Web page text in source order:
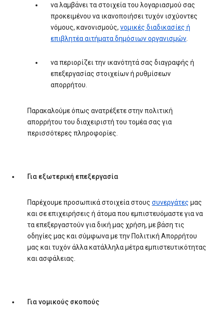
να λαμβάνει τα στοιχεία του λογαριασμού σας
προκειμένου να ικανοποιήσει τυχόν ισχύοντες
νόμους, κανονισμούς, νομικές διαδικασίες ή
επιβλητέα αιτήματα δημόσιων οργανισμών.
να περιορίζει την ικανότητά σας διαγραφής ή
επεξεργασίας στοιχείων ή ρυθμίσεων
απορρήτου.
Παρακαλούμε όπως ανατρέξετε στην πολιτική
απορρήτου του διαχειριστή του τομέα σας για
περισσότερες πληροφορίες.
Για εξωτερική επεξεργασία
Παρέχουμε προσωπικά στοιχεία στους συνεργάτες μας
και σε επιχειρήσεις ή άτομα που εμπιστευόμαστε για να
τα επεξεργαστούν για δική μας χρήση, με βάση τις
οδηγίες μας και σύμφωνα με την Πολιτική Απορρήτου
μας και τυχόν άλλα κατάλληλα μέτρα εμπιστευτικότητας
και ασφάλειας.
Για νομικούς σκοπούς